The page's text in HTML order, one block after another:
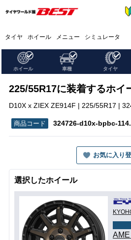
タイヤ ホイール メニュー シミュレータ
ホイール 車種 タイヤ
225/55R17に装着するホイ
D10X x ZIEX ZE914F | 225/55R17 |
324726-d10x-bpbc-
お気に入り
選択したホイール